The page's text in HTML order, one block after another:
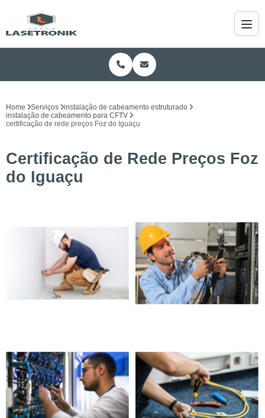
Home Serviços
instalação de cabeamento estruturado
instalação de cabeamento para CFTV
certificação de rede preços Foz do Iguaçu
Certificação de Rede Preços Foz
do Iguaçu